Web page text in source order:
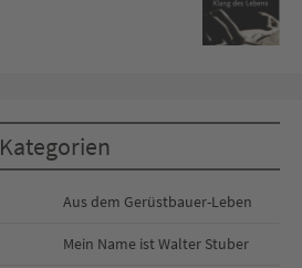
Kategorien
Aus dem Gerüstbauer-Leben
Mein Name ist Walter Stuber